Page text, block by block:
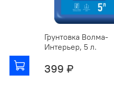
Грунтовка Волма-
Интерьер, 5 л.
399 ₽